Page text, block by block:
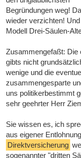
Begründungen weg!
wieder verzichten!
Modell Drei-Säulen-
Zusammengefaßt: Die
gibts nicht
wenige und die
zusammengesparte
uns politikerbestimmt
sehr geehrter Herr
Sie wissen es, ich
aus eigener
Direktversicherung
sogenannter "dritten